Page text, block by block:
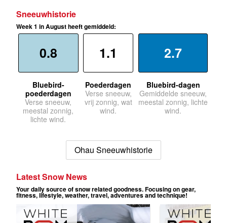
Sneeuwhistorie
Week 1 in August heeft gemiddeld:
0.8
Bluebird-
poederdagen
Verse sneeuw,
meestal zonnig,
lichte wind.
1.1
Poederdagen
Verse sneeuw,
vrij zonnig, wat
wind.
2.7
Bluebird-dagen
Gemiddelde sneeuw,
meestal zonnig, lichte
wind.
Ohau Sneeuwhistorie